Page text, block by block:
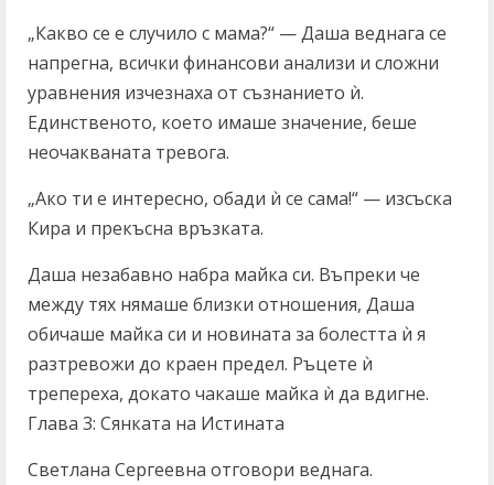
„Какво се е случило с мама?“ — Даша веднага се
напрегна, всички финансови анализи и сложни
уравнения изчезнаха от съзнанието ѝ.
Единственото, което имаше значение, беше
неочакваната тревога.
„Ако ти е интересно, обади ѝ се сама!“ — изсъска
Кира и прекъсна връзката.
Даша незабавно набра майка си. Въпреки че
между тях нямаше близки отношения, Даша
обичаше майка си и новината за болестта ѝ я
разтревожи до краен предел. Ръцете ѝ
трепереха, докато чакаше майка ѝ да вдигне.
Глава 3: Сянката на Истината
Светлана Сергеевна отговори веднага.